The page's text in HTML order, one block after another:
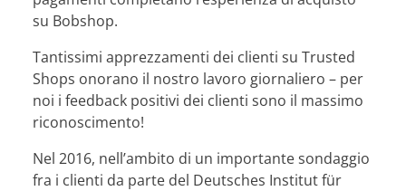
su Bobshop.
Tantissimi apprezzamenti dei clienti su Trusted
Shops onorano il nostro lavoro giornaliero – per
noi i feedback positivi dei clienti sono il massimo
riconoscimento!
Nel 2016, nell’ambito di un importante sondaggio
fra i clienti da parte del Deutsches Institut für